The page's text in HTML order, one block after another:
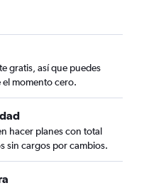
gratis, así que puedes
el momento cero.
hacer planes con total
sin cargos por cambios.